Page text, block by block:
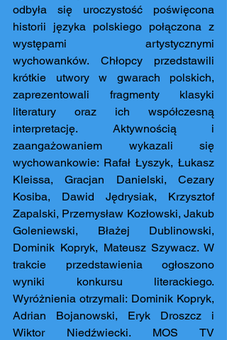
odbyła się uroczystość poświęcona
historii języka polskiego połączona z
występami artystycznymi
wychowanków. Chłopcy przedstawili
krótkie utwory w gwarach polskich,
zaprezentowali fragmenty klasyki
literatury oraz ich współczesną
interpretację. Aktywnością i
zaangażowaniem wykazali się
wychowankowie: Rafał Łyszyk, Łukasz
Kleissa, Gracjan Danielski, Cezary
Kosiba, Dawid Jędrysiak, Krzysztof
Zapalski, Przemysław Kozłowski, Jakub
Goleniewski, Błażej Dublinowski,
Dominik Kopryk, Mateusz Szywacz. W
trakcie przedstawienia ogłoszono
wyniki konkursu literackiego.
Wyróżnienia otrzymali: Dominik Kopryk,
Adrian Bojanowski, Eryk Droszcz i
Wiktor Niedźwiecki. MOS TV